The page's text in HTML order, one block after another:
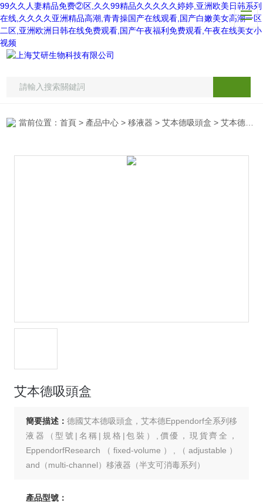
99久久人妻精品免费②区,久久99精品久久久久久婷婷,亚洲欧美日韩系列
在线,久久久久亚洲精品高潮,青青操国产在线观看,国产白嫩美女高潮一区
二区,亚洲欧洲日韩在线免费观看,国产午夜福利免费观看,午夜在线美女小
视频
當前位置：首頁 > 產品中心 >移液器 >艾本德吸頭盒 > 艾本德吸頭盒
艾本德吸頭盒
簡要描述： 德國艾本德吸頭盒，艾本德Eppendorf全系列移
液器（型號|名稱|規格|包裝）,價優，現貨齊全，
EppendorfResearch（fixed-volume）,（adjustable）
and（multi-channel）移液器（半支可消毒系列）
產品型號：